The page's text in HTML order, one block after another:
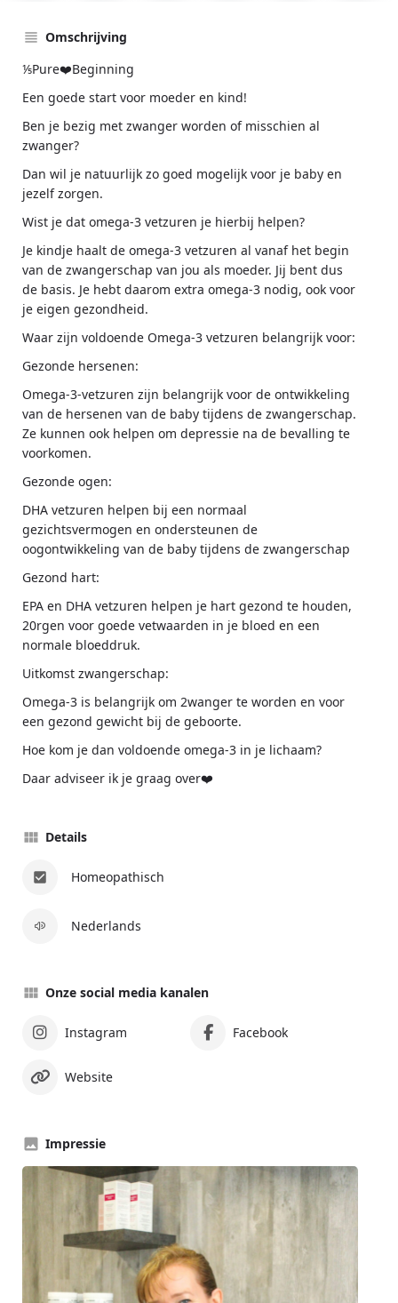
Omschrijving
⅕Pure❤️Beginning
Een goede start voor moeder en kind!
Ben je bezig met zwanger worden of misschien al
zwanger?
Dan wil je natuurlijk zo goed mogelijk voor je baby en
jezelf zorgen.
Wist je dat omega-3 vetzuren je hierbij helpen?
Je kindje haalt de omega-3 vetzuren al vanaf het begin
van de zwangerschap van jou als moeder. Jij bent dus
de basis. Je hebt daarom extra omega-3 nodig, ook voor
je eigen gezondheid.
Waar zijn voldoende Omega-3 vetzuren belangrijk voor:
Gezonde hersenen:
Omega-3-vetzuren zijn belangrijk voor de ontwikkeling
van de hersenen van de baby tijdens de zwangerschap.
Ze kunnen ook helpen om depressie na de bevalling te
voorkomen.
Gezonde ogen:
DHA vetzuren helpen bij een normaal
gezichtsvermogen en ondersteunen de
oogontwikkeling van de baby tijdens de zwangerschap
Gezond hart:
EPA en DHA vetzuren helpen je hart gezond te houden,
20rgen voor goede vetwaarden in je bloed en een
normale bloeddruk.
Uitkomst zwangerschap:
Omega-3 is belangrijk om 2wanger te worden en voor
een gezond gewicht bij de geboorte.
Hoe kom je dan voldoende omega-3 in je lichaam?
Daar adviseer ik je graag over❤️
Details
Homeopathisch
Nederlands
Onze social media kanalen
Instagram Facebook
Website
Impressie